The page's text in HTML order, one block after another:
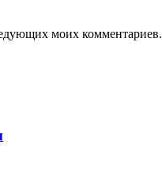
моих комментариев.